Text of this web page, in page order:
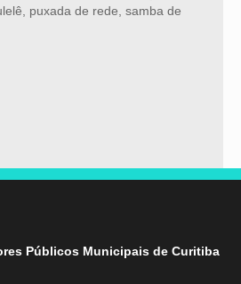
puxada de rede, samba de
Públicos Municipais de Curitiba